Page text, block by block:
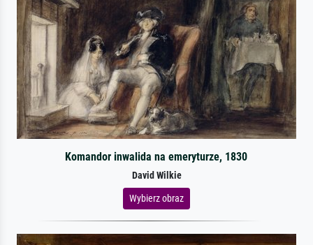
Komandor inwalida na emeryturze, 1830
David Wilkie
Wybierz obraz